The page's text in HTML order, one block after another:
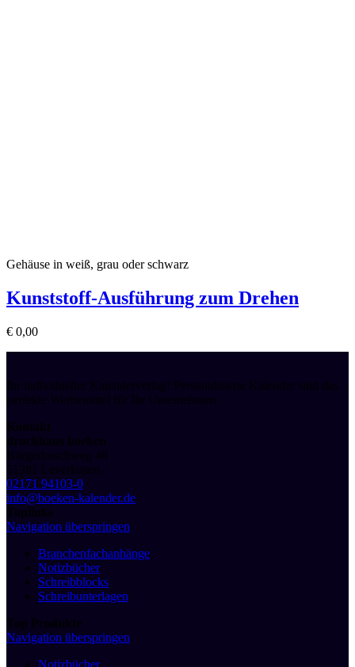
Gehäuse in weiß, grau oder schwarz
Kunststoff-Ausführung zum Drehen
€ 0,00
Ihr individueller Kalenderverlag! Personalisierte Kalender sind das
perfekte Werbemittel für Ihr Unternehmen.
Kontakt
druckhaus boeken
Bürgerbuschweg 48
51381 Leverkusen
02171 94103-0
info@boeken-kalender.de
Toplinks
Navigation überspringen
Branchenfachanhänge
Notizbücher
Schreibblocks
Schreibunterlagen
Top Produkte
Navigation überspringen
Notizbücher